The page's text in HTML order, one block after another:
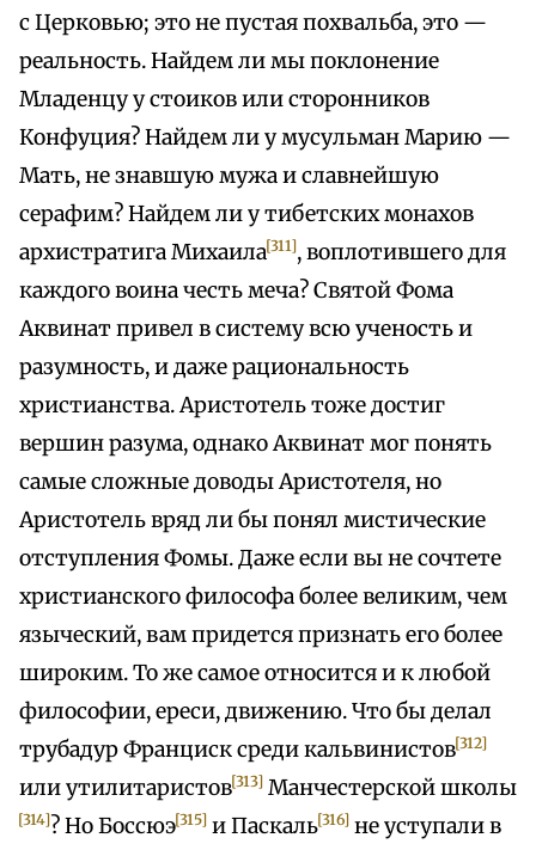
с Церковью; это не пустая похвальба, это —
реальность. Найдем ли мы поклонение
Младенцу у стоиков или сторонников
Конфуция? Найдем ли у мусульман Марию —
Мать, не знавшую мужа и славнейшую
серафим? Найдем ли у тибетских монахов
архистратига Михаила[311], воплотившего для
каждого воина честь меча? Святой Фома
Аквинат привел в систему всю ученость и
разумность, и даже рациональность
христианства. Аристотель тоже достиг
вершин разума, однако Аквинат мог понять
самые сложные доводы Аристотеля, но
Аристотель вряд ли бы понял мистические
отступления Фомы. Даже если вы не сочтете
христианского философа более великим, чем
языческий, вам придется признать его более
широким. То же самое относится и к любой
философии, ереси, движению. Что бы делал
трубадур Франциск среди кальвинистов[312]
или утилитаристов[313] Манчестерской школы
[314]? Но Боссюэ[315] и Паскаль[316] не уступали в